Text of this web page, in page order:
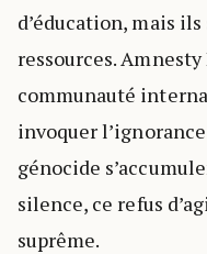
d’éducation, mais
ressources.
communauté
invoquer
génocide
silence, ce refus
suprême.